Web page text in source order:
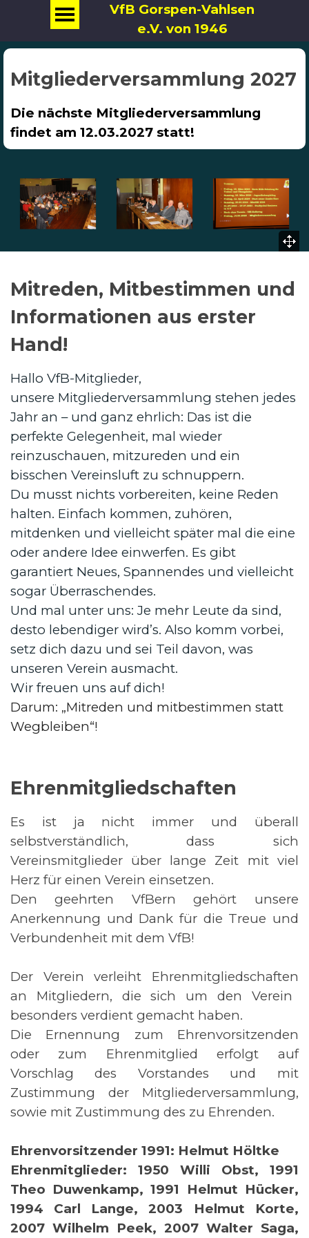
VfB Gorspen-Vahlsen
e.V. von 1946
Mitgliederversammlung 2027
Die nächste Mitgliederversammlung
findet am 12.03.2027 statt!
Mitreden, Mitbestimmen und
Informationen aus erster
Hand!
Hallo VfB-Mitglieder,
unsere Mitgliederversammlung stehen jedes
Jahr an – und ganz ehrlich: Das ist die
perfekte Gelegenheit, mal wieder
reinzuschauen, mitzureden und ein
bisschen Vereinsluft zu schnuppern.
Du musst nichts vorbereiten, keine Reden
halten. Einfach kommen, zuhören,
mitdenken und vielleicht später mal die eine
oder andere Idee einwerfen. Es gibt
garantiert Neues, Spannendes und vielleicht
sogar Überraschendes.
Und mal unter uns: Je mehr Leute da sind,
desto lebendiger wird’s. Also komm vorbei,
setz dich dazu und sei Teil davon, was
unseren Verein ausmacht.
Wir freuen uns auf dich!
Darum: „Mitreden und mitbestimmen statt
Wegbleiben“!
Ehrenmitgliedschaften
Es ist ja nicht immer und überall
selbstverständlich, dass sich
Vereinsmitglieder über lange Zeit mit viel
Herz für einen Verein einsetzen.
Den geehrten VfBern gehört unsere
Anerkennung und Dank für die Treue und
Verbundenheit mit dem VfB!
Der Verein verleiht Ehrenmitgliedschaften
an Mitgliedern, die sich um den Verein
besonders verdient gemacht haben.
Die Ernennung zum Ehrenvorsitzenden
oder zum Ehrenmitglied erfolgt auf
Vorschlag des Vorstandes und mit
Zustimmung der Mitgliederversammlung,
sowie mit Zustimmung des zu Ehrenden.
Ehrenvorsitzender 1991: Helmut Höltke
Ehrenmitglieder: 1950 Willi Obst, 1991
Theo Duwenkamp, 1991 Helmut Hücker,
1994 Carl Lange, 2003 Helmut Korte,
2007 Wilhelm Peek, 2007 Walter Saga,